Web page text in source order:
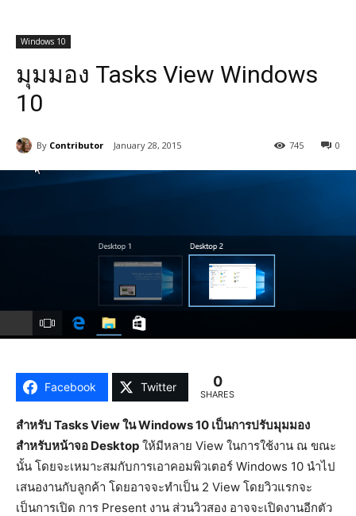
Windows 10
มุมมอง Tasks View Windows
10
By Contributor January 28, 2015 0
745
Facebook Twitter 0
SHARES
สำหรับ Tasks View ใน Windows 10 เป็นการปรับมุมมอง
สำหรับหน้าจอ Desktop ให้มีหลาย View ในการใช้งาน ณ ขณะ
นั้น โดยจะเหมาะสมกับการเอาคอมพิวเตอร์ Windows 10 นำไป
เสนองานกับลูกค้า โดยอาจจะทำเป็น 2 View โดยวิวแรกจะ
เป็นการเปิด การ Present งาน ส่วนวิวสอง อาจจะเปิดงานอีกตัว